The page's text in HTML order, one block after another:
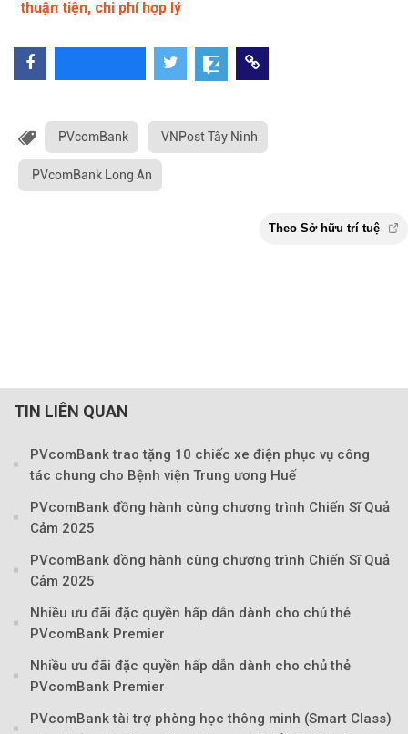
thuận tiện, chi phí hợp lý
PVcomBank VNPost Tây Ninh
PVcomBank Long An
Theo Sở hữu trí
TIN LIÊN QUAN
PVcomBank trao tặng 10 chiếc xe điện phục vụ công
tác chung cho Bệnh viện Trung ương Huế
PVcomBank đồng hành cùng chương trình Chiến Sĩ Quả
Cảm 2025
PVcomBank đồng hành cùng chương trình Chiến Sĩ Quả
Cảm 2025
Nhiều ưu đãi đặc quyền hấp dẫn dành cho chủ thẻ
PVcomBank Premier
Nhiều ưu đãi đặc quyền hấp dẫn dành cho chủ thẻ
PVcomBank Premier
PVcomBank tài trợ phòng học thông minh (Smart Class)